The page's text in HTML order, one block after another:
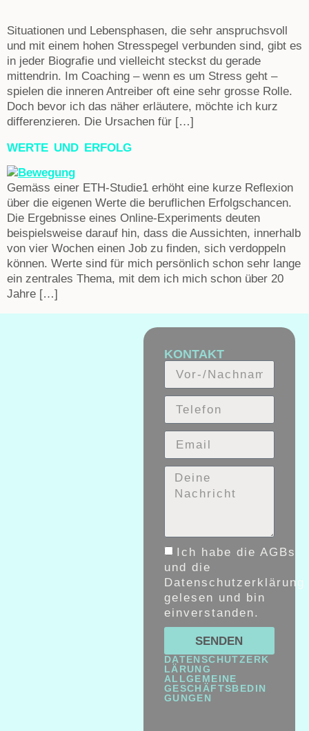
Situationen und Lebensphasen, die sehr anspruchsvoll
und mit einem hohen Stresspegel verbunden sind, gibt es
in jeder Biografie und vielleicht steckst du gerade
mittendrin. Im Coaching – wenn es um Stress geht –
spielen die inneren Antreiber oft eine sehr grosse Rolle.
Doch bevor ich das näher erläutere, möchte ich kurz
differenzieren. Die Ursachen für […]
WERTE UND ERFOLG
Gemäss einer ETH-Studie1 erhöht eine kurze Reflexion
über die eigenen Werte die beruflichen Erfolgschancen.
Die Ergebnisse eines Online-Experiments deuten
beispielsweise darauf hin, dass die Aussichten, innerhalb
von vier Wochen einen Job zu finden, sich verdoppeln
können. Werte sind für mich persönlich schon sehr lange
ein zentrales Thema, mit dem ich mich schon über 20
Jahre […]
KONTAKT
Ich habe die AGBs
und die
Datenschutzerklärung
gelesen und bin
einverstanden.
SENDEN
DATENSCHUTZERK
LÄRUNG
ALLGEMEINE
GESCHÄFTSBEDIN
GUNGEN